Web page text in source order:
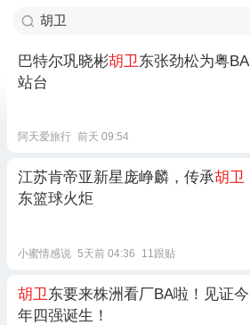
巴特尔巩晓彬胡卫东张劲松为粤BA
站台
阿天爱旅行 前天 09:54
江苏肯帝亚新星庞峥麟，传承胡卫
东篮球火炬
小蜜情感说 5天前 04:36 11跟贴
胡卫东要来株洲看厂BA啦！见证今
年四强诞生！